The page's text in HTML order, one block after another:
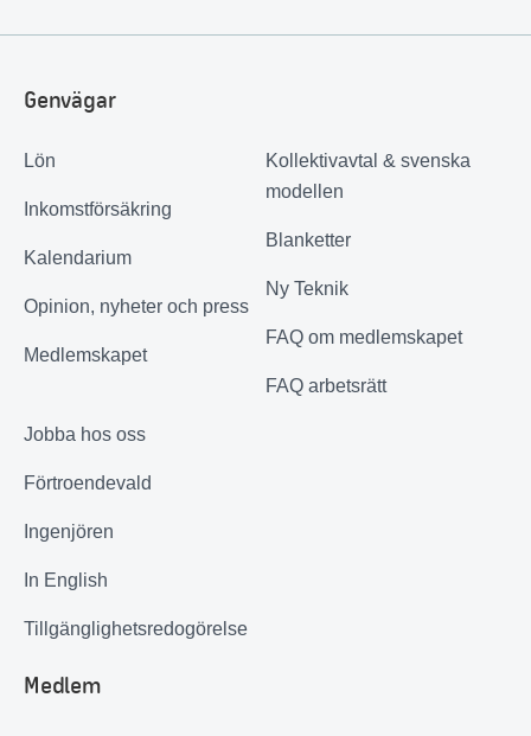
Genvägar
Lön
Inkomstförsäkring
Kalendarium
Opinion, nyheter och press
Medlemskapet
Kollektivavtal & svenska
modellen
Blanketter
Ny Teknik
FAQ om medlemskapet
FAQ arbetsrätt
Jobba hos oss
Förtroendevald
Ingenjören
In English
Tillgänglighetsredogörelse
Medlem